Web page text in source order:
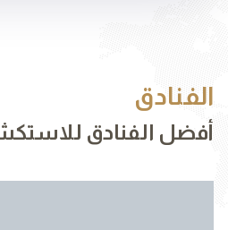
الفنادق
أفضل الفنادق